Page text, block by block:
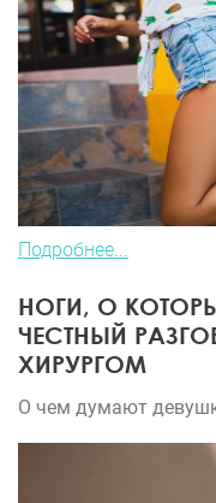
Подробнее...
НОГИ, О
ЧЕСТНЫЙ
ХИРУРГОМ
О чем думают